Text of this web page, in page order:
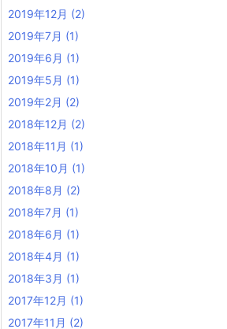
2019年12月 (2)
2019年7月 (1)
2019年6月 (1)
2019年5月 (1)
2019年2月 (2)
2018年12月 (2)
2018年11月 (1)
2018年10月 (1)
2018年8月 (2)
2018年7月 (1)
2018年6月 (1)
2018年4月 (1)
2018年3月 (1)
2017年12月 (1)
2017年11月 (2)